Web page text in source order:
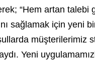
“Hem artan
sağlamak için yeni
müşterilerimiz
Yeni